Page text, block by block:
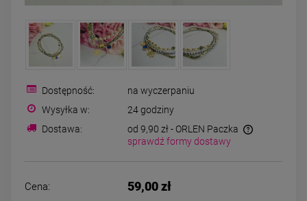
Kolczyki STAL
koniczynki różowy
kryształek
44,00 zł
Dostępność:
na wyczerpaniu
Wysyłka w:
24 godziny
Dostawa:
od 9,90 zł - ORLEN Paczka
sprawdź formy dostawy
Cena: 59,00 zł